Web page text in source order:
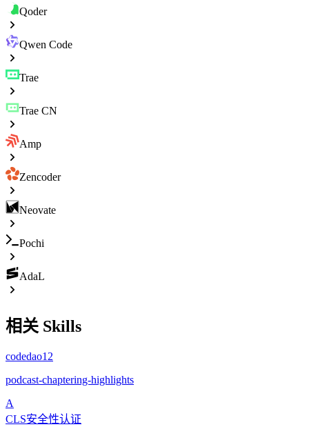
Qoder
Qwen Code
Trae
Trae CN
Amp
Zencoder
Neovate
Pochi
AdaL
相关 Skills
codedao12
podcast-chaptering-highlights
A
CLS安全性认证